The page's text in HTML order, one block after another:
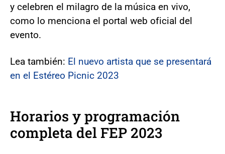
y celebren el milagro de la música en vivo,
como lo menciona el portal web oficial del
evento.
Lea también: El nuevo artista que se presentará
en el Estéreo Picnic 2023
Horarios y programación
completa del FEP 2023